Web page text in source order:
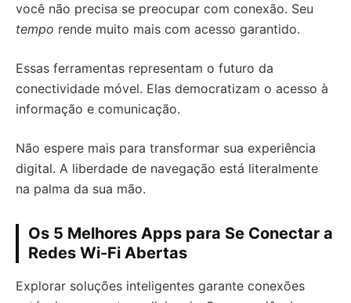
você não precisa se preocupar com conexão. Seu
tempo rende muito mais com acesso garantido.
Essas ferramentas representam o futuro da
conectividade móvel. Elas democratizam o acesso à
informação e comunicação.
Não espere mais para transformar sua experiência
digital. A liberdade de navegação está literalmente
na palma da sua mão.
Os 5 Melhores Apps para Se Conectar a
Redes Wi-Fi Abertas
Explorar soluções inteligentes garante conexões